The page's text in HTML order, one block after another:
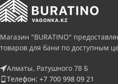
Магазин "BURATINO"
товаров для бани по доступным
Алматы, Ратушного 78 Б
Телефон: +7 700 998 09 21